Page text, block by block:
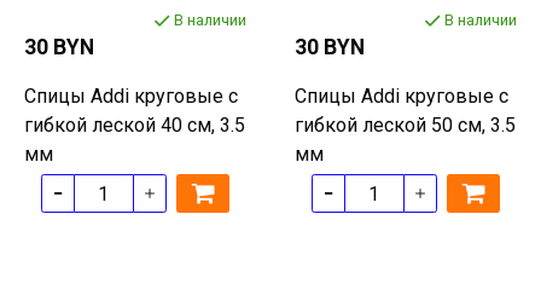
В наличии
30 BYN
Спицы Addi круговые с
гибкой леской 40 см, 3.5
мм
В наличии
30 BYN
Спицы Addi круговые с
гибкой леской 50 см, 3.5
мм